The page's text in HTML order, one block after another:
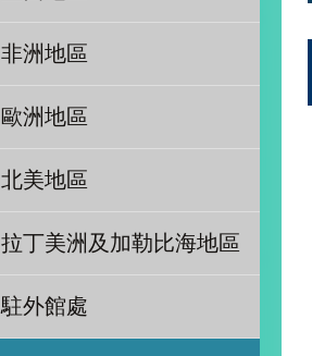
非洲地區
歐洲地區
北美地區
拉丁美洲及加勒比海地區
駐外館處